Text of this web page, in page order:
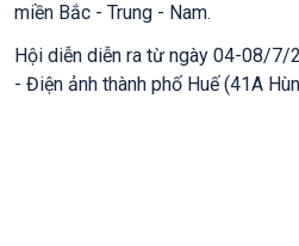
miền Bắc - Trung - Nam.
Hội diễn diễn ra từ ngày 04-08/7/
- Điện ảnh thành phố Huế (41A